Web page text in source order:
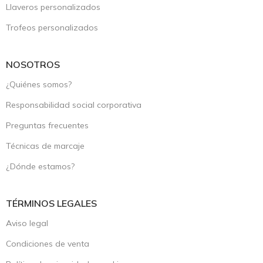
Llaveros personalizados
Trofeos personalizados
NOSOTROS
¿Quiénes somos?
Responsabilidad social corporativa
Preguntas frecuentes
Técnicas de marcaje
¿Dónde estamos?
TÉRMINOS LEGALES
Aviso legal
Condiciones de venta